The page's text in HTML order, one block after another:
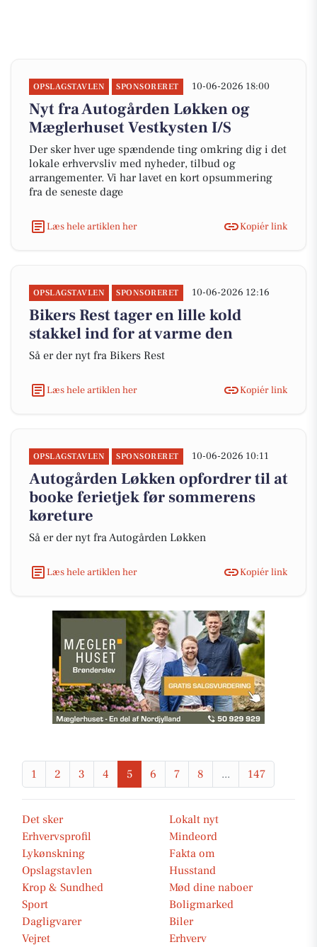
OPSLAGSTAVLEN SPONSORERET 10-06-2026 18:00
Nyt fra Autogården Løkken og
Mæglerhuset Vestkysten I/S
Der sker hver uge spændende ting omkring dig i det
lokale erhvervsliv med nyheder, tilbud og
arrangementer. Vi har lavet en kort opsummering
fra de seneste dage
Læs hele artiklen her Kopiér link
OPSLAGSTAVLEN SPONSORERET 10-06-2026 12:16
Bikers Rest tager en lille kold
stakkel ind for at varme den
Så er der nyt fra Bikers Rest
Læs hele artiklen her Kopiér link
OPSLAGSTAVLEN SPONSORERET 10-06-2026 10:11
Autogården Løkken opfordrer til at
booke ferietjek før sommerens
køreture
Så er der nyt fra Autogården Løkken
Læs hele artiklen her Kopiér link
1 2 3 4 5 6 7 8 ... 147
Det sker
Lokalt nyt
Erhvervsprofil
Mindeord
Lykønskning
Fakta om
Opslagstavlen
Husstand
Krop & Sundhed
Mød dine naboer
Sport
Boligmarked
Dagligvarer
Biler
Vejret
Erhverv